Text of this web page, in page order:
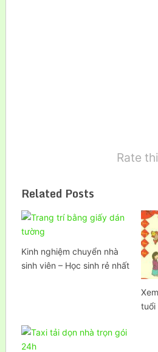
Rate
Related Posts
Kinh nghiệm chuyển nhà
sinh viên – Học sinh rẻ nhất
tuổi